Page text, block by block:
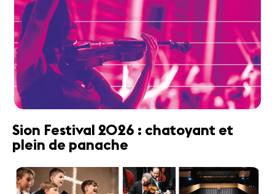
Sion Festival 2026 : chatoyant et
plein de panache